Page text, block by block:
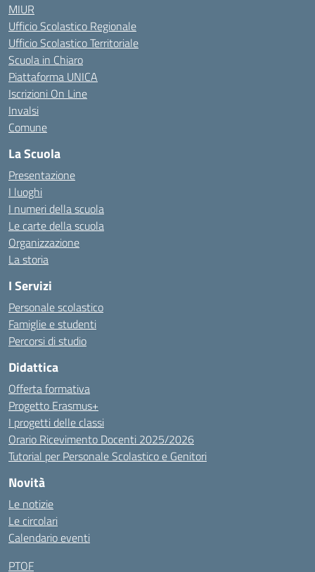
MIUR
Ufficio Scolastico Regionale
Ufficio Scolastico Territoriale
Scuola in Chiaro
Piattaforma UNICA
Iscrizioni On Line
Invalsi
Comune
La Scuola
Presentazione
I luoghi
I numeri della scuola
Le carte della scuola
Organizzazione
La storia
I Servizi
Personale scolastico
Famiglie e studenti
Percorsi di studio
Didattica
Offerta formativa
Progetto Erasmus+
I progetti delle classi
Orario Ricevimento Docenti 2025/2026
Tutorial per Personale Scolastico e Genitori
Novità
Le notizie
Le circolari
Calendario eventi
PTOF